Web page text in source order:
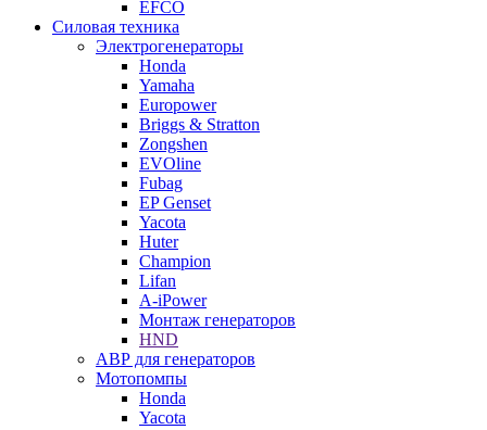
EFCO
Силовая техника
Электрогенераторы
Honda
Yamaha
Europower
Briggs & Stratton
Zongshen
EVOline
Fubag
EP Genset
Yacota
Huter
Champion
Lifan
A-iPower
Монтаж генераторов
HND
АВР для генераторов
Мотопомпы
Honda
Yacota